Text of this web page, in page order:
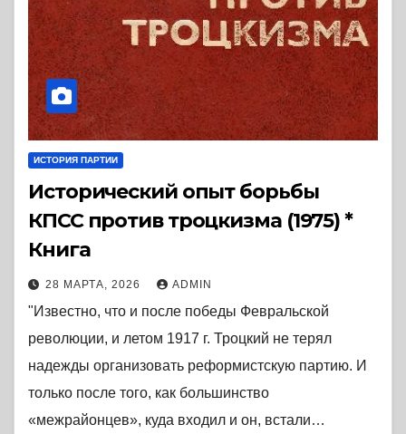
ИСТОРИЯ ПАРТИИ
Исторический опыт борьбы
КПСС против троцкизма (1975) *
Книга
28 МАРТА, 2026 ADMIN
"Известно, что и после победы Февральской
революции, и летом 1917 г. Троцкий не терял
надежды организовать реформистскую партию. И
только после того, как большинство
«межрайонцев», куда входил и он, встали…